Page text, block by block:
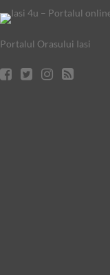
Portalul Orasului Iasi